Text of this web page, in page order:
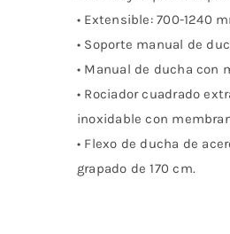
• Extensible: 700-1240
• Soporte manual de
• Manual de ducha con
• Rociador cuadrado
inoxidable con
• Flexo de ducha de
grapado de 170 cm.